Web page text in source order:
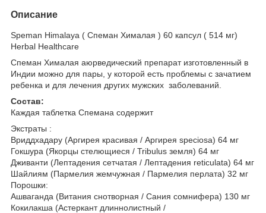
Описание
Speman Himalaya ( Спеман Хималая ) 60 капсул ( 514 мг)
Herbal Healthcare
Спеман Хималая аюрведический препарат изготовленный в
Индии можно для пары, у которой есть проблемы с зачатием
ребенка и для лечения других мужских заболеваний.
Состав:
Каждая таблетка Спемана содержит
Экстраты :
Вриддхадару (Аргирея красивая / Аргирея speciosa) 64 мг
Гокшура (Якорцы стелющиеся / Tribulus земля) 64 мг
Дживанти (Лептадения сетчатая / Лептадения reticulata) 64 мг
Шайлиям (Пармелия жемчужная / Пармелия перлата) 32 мг
Порошки:
Ашваганда (Витания снотворная / Сания сомнифера) 130 мг
Кокилакша (Астеркант длиннолистный /